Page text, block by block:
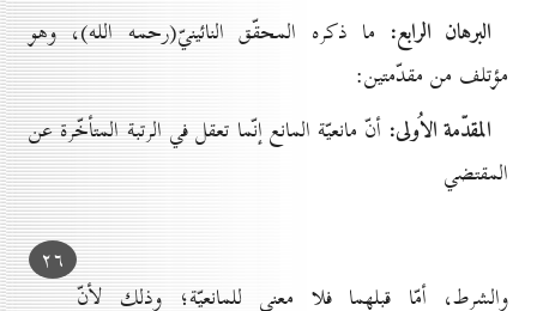
البرهان الرابع: ما ذكره المحقّق النائينيّ(رحمه الله)، وهو
مؤتلف من مقدّمتين:
المقدّمة الاُولى: أنّ مانعيّة المانع إنّما تعقل في الرتبة المتأخّرة عن
المقتضي
۲٦
والشرط، أمّا قبلهما فلا معنى للمانعيّة؛ وذلك لأنّ